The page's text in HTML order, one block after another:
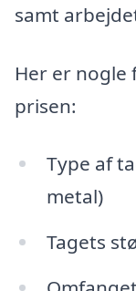
samt
Her er nogle
prisen:
Type af
metal)
Tagets